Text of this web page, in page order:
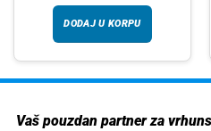
DODAJ U KORPU
Vaš pouzdan partner za